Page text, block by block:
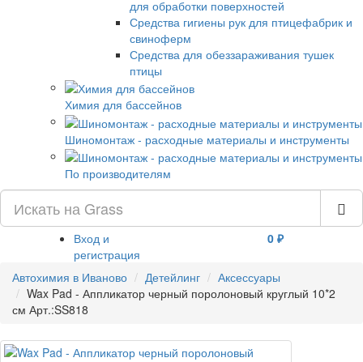
для обработки поверхностей
Средства гигиены рук для птицефабрик и
свиноферм
Средства для обеззараживания тушек
птицы
Химия для бассейнов
Шиномонтаж - расходные материалы и инструменты
По производителям
Вход и
регистрация
0 ₽
Автохимия в Иваново Детейлинг
Аксессуары
Wax Pad - Аппликатор черный поролоновый круглый 10*2
см Арт.:SS818